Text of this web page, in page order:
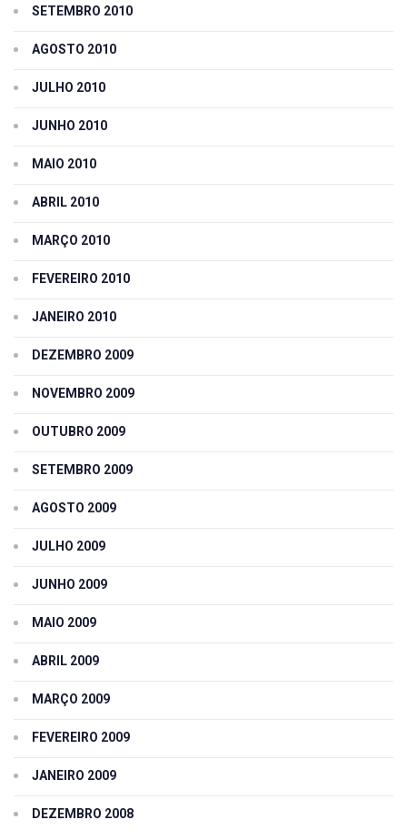
SETEMBRO 2010
AGOSTO 2010
JULHO 2010
JUNHO 2010
MAIO 2010
ABRIL 2010
MARÇO 2010
FEVEREIRO 2010
JANEIRO 2010
DEZEMBRO 2009
NOVEMBRO 2009
OUTUBRO 2009
SETEMBRO 2009
AGOSTO 2009
JULHO 2009
JUNHO 2009
MAIO 2009
ABRIL 2009
MARÇO 2009
FEVEREIRO 2009
JANEIRO 2009
DEZEMBRO 2008